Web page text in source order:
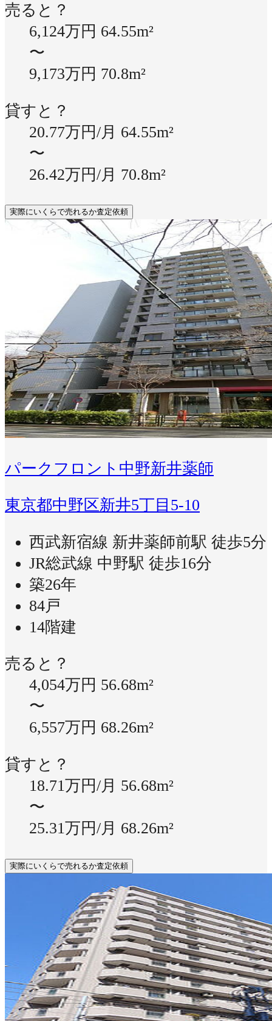
売ると？
6,124万円 64.55m²
〜
9,173万円 70.8m²
貸すと？
20.77万円/月 64.55m²
〜
26.42万円/月 70.8m²
実際にいくらで売れるか査定依頼
パークフロント中野新井薬師
東京都中野区新井5丁目5-10
西武新宿線 新井薬師前駅 徒歩5分
JR総武線 中野駅 徒歩16分
築26年
84戸
14階建
売ると？
4,054万円 56.68m²
〜
6,557万円 68.26m²
貸すと？
18.71万円/月 56.68m²
〜
25.31万円/月 68.26m²
実際にいくらで売れるか査定依頼